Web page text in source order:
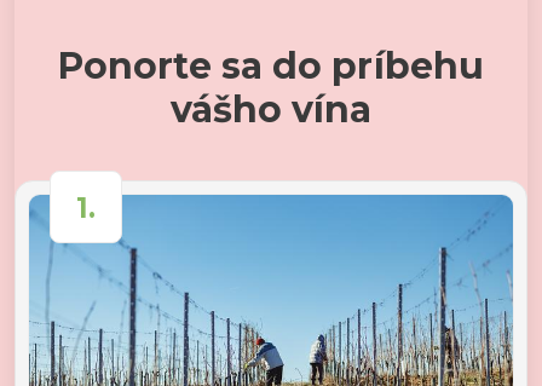
Ponorte sa do príbehu
vášho vína
1.